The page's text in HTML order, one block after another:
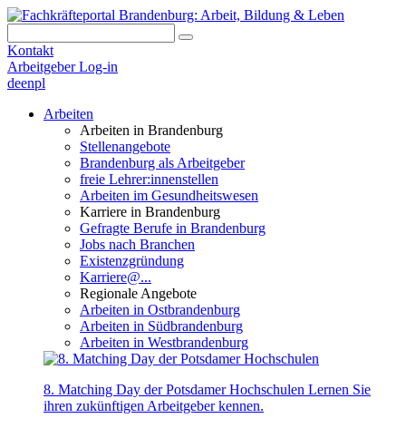
Kontakt
Arbeitgeber Log-in
deenpl
Arbeiten
Arbeiten in Brandenburg
Stellenangebote
Brandenburg als Arbeitgeber
freie Lehrer:innenstellen
Arbeiten im Gesundheitswesen
Karriere in Brandenburg
Gefragte Berufe in Brandenburg
Jobs nach Branchen
Existenzgründung
Karriere@...
Regionale Angebote
Arbeiten in Ostbrandenburg
Arbeiten in Südbrandenburg
Arbeiten in Westbrandenburg
8. Matching Day der Potsdamer Hochschulen Lernen Sie
ihren zukünftigen Arbeitgeber kennen.